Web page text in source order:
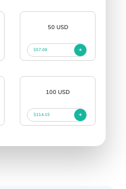
50 USD
$57.08
100 USD
$114.15